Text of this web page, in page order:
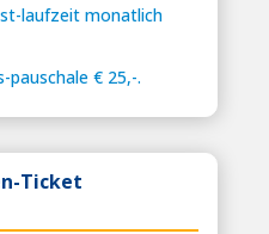
laufzeit monatlich
pauschale € 25,-.
Ticket